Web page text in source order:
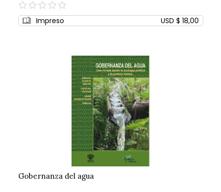
0%
Impreso USD $ 18,00
Gobernanza del agua